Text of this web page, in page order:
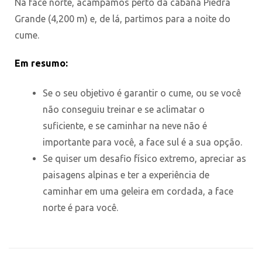
Na face norte, acampamos perto da cabana Piedra
Grande (4,200 m) e, de lá, partimos para a noite do
cume.
Em resumo:
Se o seu objetivo é garantir o cume, ou se você
não conseguiu treinar e se aclimatar o
suficiente, e se caminhar na neve não é
importante para você, a face sul é a sua opção.
Se quiser um desafio físico extremo, apreciar as
paisagens alpinas e ter a experiência de
caminhar em uma geleira em cordada, a face
norte é para você.